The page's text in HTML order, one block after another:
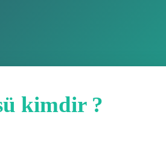
kimdir ?